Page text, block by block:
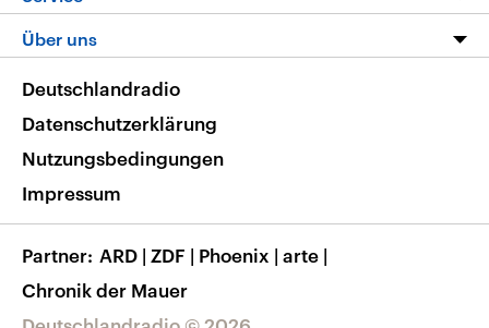
Nachrichtenleicht
Neue Beiträge auf dlf.de
Podcasts
Deutschlandfunk App
Nachrichten App
Frequenzen
FAQ
Veranstaltungen
Musikliste
RSS
Über uns
Barrierefreiheit
Deutschlandradio
Datenschutzerklärung
Nutzungsbedingungen
Impressum
Partner ARD | ZDF | Phoenix | arte |
Chronik der Mauer